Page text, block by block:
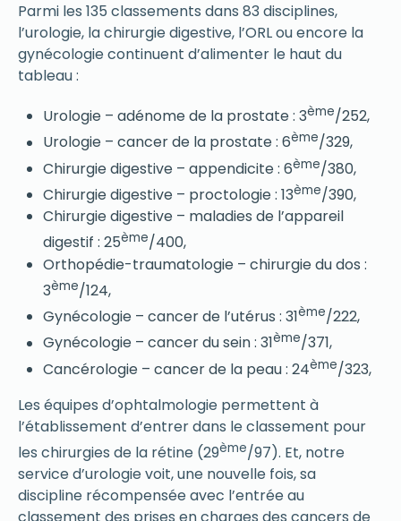
Parmi les 135 classements dans 83 disciplines,
l’urologie, la chirurgie digestive, l’ORL ou encore la
gynécologie continuent d’alimenter le haut du
tableau :
Urologie – adénome de la prostate : 3ème/252,
Urologie – cancer de la prostate : 6ème/329,
Chirurgie digestive – appendicite : 6ème/380,
Chirurgie digestive – proctologie : 13ème/390,
Chirurgie digestive – maladies de l’appareil
digestif : 25ème/400,
Orthopédie-traumatologie – chirurgie du dos :
3ème/124,
Gynécologie – cancer de l’utérus : 31ème/222,
Gynécologie – cancer du sein : 31ème/371,
Cancérologie – cancer de la peau : 24ème/323,
Les équipes d’ophtalmologie permettent à
l’établissement d’entrer dans le classement pour
les chirurgies de la rétine (29ème/97). Et, notre
service d’urologie voit, une nouvelle fois, sa
discipline récompensée avec l’entrée au